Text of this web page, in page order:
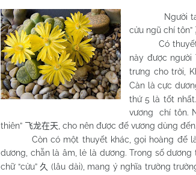
Người
cửu ngũ chí tôn”
Có thuyết
này được người
trưng cho trời,
Càn là cực
thứ 5 là tốt
vương chí tôn.
thiên”
飞龙在天 , cho nên được đế vương dùng đến.
Còn có một thuyết khác, gọi hoàng đế là
dương, chẵn là âm, lẻ là dương. Trong số dương
chữ “cửu” 久 (lâu dài), mang ý nghĩa trường